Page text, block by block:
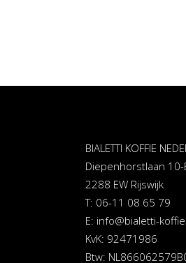
BIALETTI KOFFIE
Diepenhorstlaan 10-
2288 EW Rijswijk
T: 06-11 08 65 79
E: info@bialetti-
KvK: 92471986
Btw: